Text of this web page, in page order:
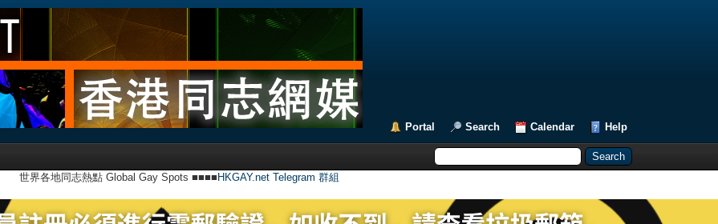
Portal Search Calendar Help
世界各地同志熱點 Global Gay Spots ■■■■ HKGAY.net Telegram 群組